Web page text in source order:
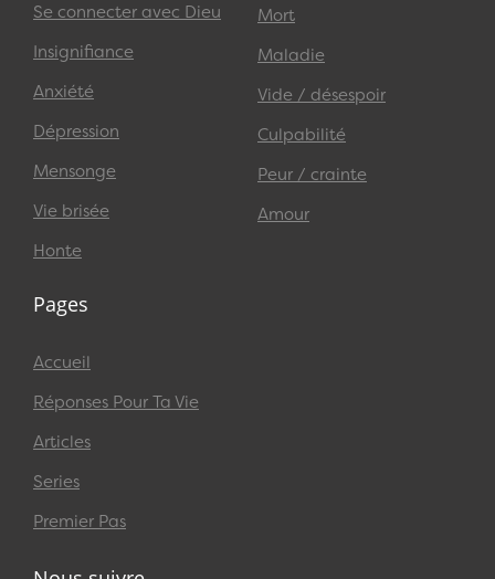
Se connecter avec Dieu
Insignifiance
Anxiété
Dépression
Mensonge
Vie brisée
Honte
Mort
Maladie
Vide / désespoir
Culpabilité
Peur / crainte
Amour
Pages
Accueil
Réponses Pour Ta Vie
Articles
Series
Premier Pas